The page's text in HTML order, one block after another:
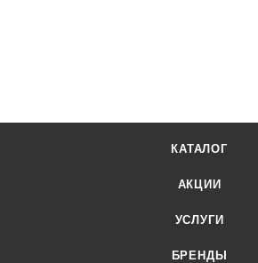
КАТАЛОГ
АКЦИИ
УСЛУГИ
БРЕНДЫ